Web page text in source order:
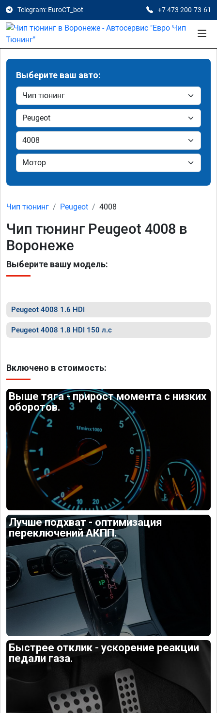
Telegram: EuroCT_bot +7 473 200-73-61
Выберите ваш авто:
Чип тюнинг Peugeot 4008
Чип тюнинг Peugeot 4008 в
Воронеже
Выберите вашу модель:
Peugeot 4008 1.6 HDI
Peugeot 4008 1.8 HDI 150 л.с
Включено в стоимость:
Выше тяга - прирост момента с низких
оборотов.
Лучше подхват - оптимизация
переключений АКПП.
Быстрее отклик - ускорение реакции
педали газа.